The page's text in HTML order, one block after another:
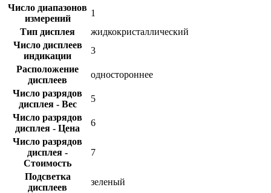
Число диапазонов
измерений
1
Тип дисплея
жидкокристаллический
Число дисплеев
индикации
3
Расположение
дисплеев
одностороннее
Число разрядов
дисплея - Вес
5
Число разрядов
дисплея - Цена
6
Число разрядов
дисплея -
Стоимость
7
Подсветка
дисплеев
зеленый